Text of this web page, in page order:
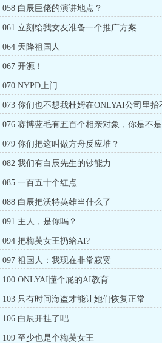
058 白辰巨佬的演讲地点？
061 立刻给我女友准备一个推广方案
064 天降祖国人
067 开源！
070 NYPD上门
073 你们也不想我杜姆在ONLYAI公司里抬
吧076 赛博蓝毛有五百个相亲对象，你是不
079 你们把这叫做方舟反应堆？
082 我们有白辰先生的钞能力
085 一百五十个红点
088 白辰把沃特英雄当什么了
091 主人，是你吗？
094 把梅芙女王扔给AI?
097 祖国人：我现在非常寂寞
100 ONLYAI懂个屁的AI教育
103 只有时间海盗才能让她们恢复正常
106 白辰开挂了吧
109 至少也是个梅芙女王